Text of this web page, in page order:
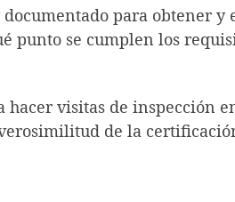
para obtener y
punto se cumplen los
hacer visitas de inspección
de la